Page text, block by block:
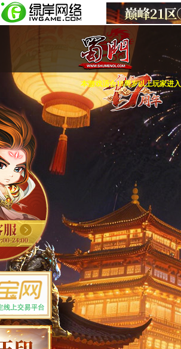
本游戏适合18周岁以上玩家进入